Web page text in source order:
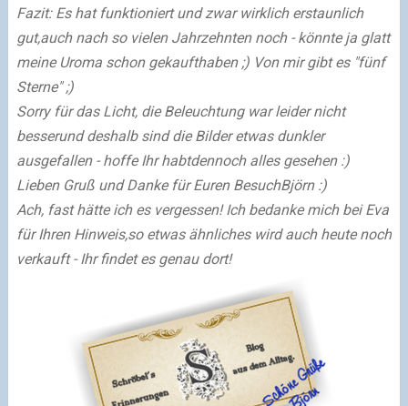
Fazit: Es hat funktioniert und zwar wirklich erstaunlich
gut,auch nach so vielen Jahrzehnten noch - könnte ja glatt
meine Uroma schon gekaufthaben ;) Von mir gibt es "fünf
Sterne" ;)
Sorry für das Licht, die Beleuchtung war leider nicht
besserund deshalb sind die Bilder etwas dunkler
ausgefallen - hoffe Ihr habtdennoch alles gesehen :)
Lieben Gruß und Danke für Euren BesuchBjörn :)
Ach, fast hätte ich es vergessen! Ich bedanke mich bei Eva
für Ihren Hinweis,so etwas ähnliches wird auch heute noch
verkauft - Ihr findet es genau dort!